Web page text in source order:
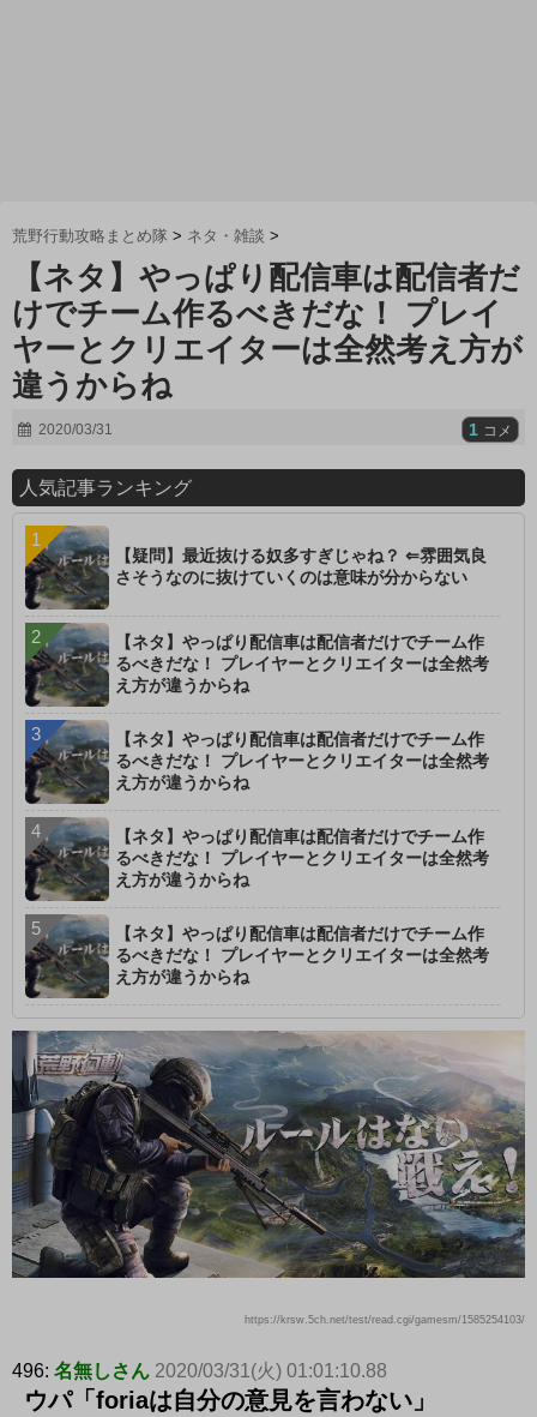
荒野行動攻略まとめ隊 > ネタ・雑談 >
【ネタ】やっぱり配信車は配信者だ
けでチーム作るべきだな！ プレイ
ヤーとクリエイターは全然考え方が
違うからね
2020/03/31 1 コメ
人気記事ランキング
【疑問】最近抜ける奴多すぎじゃね？ ⇐雰囲気良
さそうなのに抜けていくのは意味が分からない
【ネタ】やっぱり配信車は配信者だけでチーム作
るべきだな！ プレイヤーとクリエイターは全然考
え方が違うからね
【ネタ】やっぱり配信車は配信者だけでチーム作
るべきだな！ プレイヤーとクリエイターは全然考
え方が違うからね
【ネタ】やっぱり配信車は配信者だけでチーム作
るべきだな！ プレイヤーとクリエイターは全然考
え方が違うからね
【ネタ】やっぱり配信車は配信者だけでチーム作
るべきだな！ プレイヤーとクリエイターは全然考
え方が違うからね
https://krsw.5ch.net/test/read.cgi/gamesm/1585254103/
496: 名無しさん 2020/03/31(火) 01:01:10.88
ウパ「foriaは自分の意見を言わない」